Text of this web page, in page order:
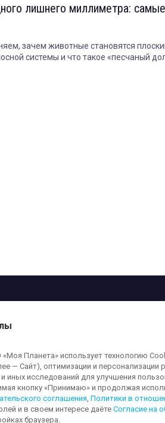
лишнего миллиметра:
зачем животные становятся
системы и что такое «песчаный
на сайте, защищены в соответствии
любых аудио-, фото- и
на сайтmoya-planeta.ru. Адрес для
данныхОбработка персональных
Планета» использует технологию
— Сайт), оптимизации и
иных исследований для улучшения
кнопку «Принимаю» и продолжая
соглашения, Политики в
и в своем интересе даётеСогласие на
браузера.